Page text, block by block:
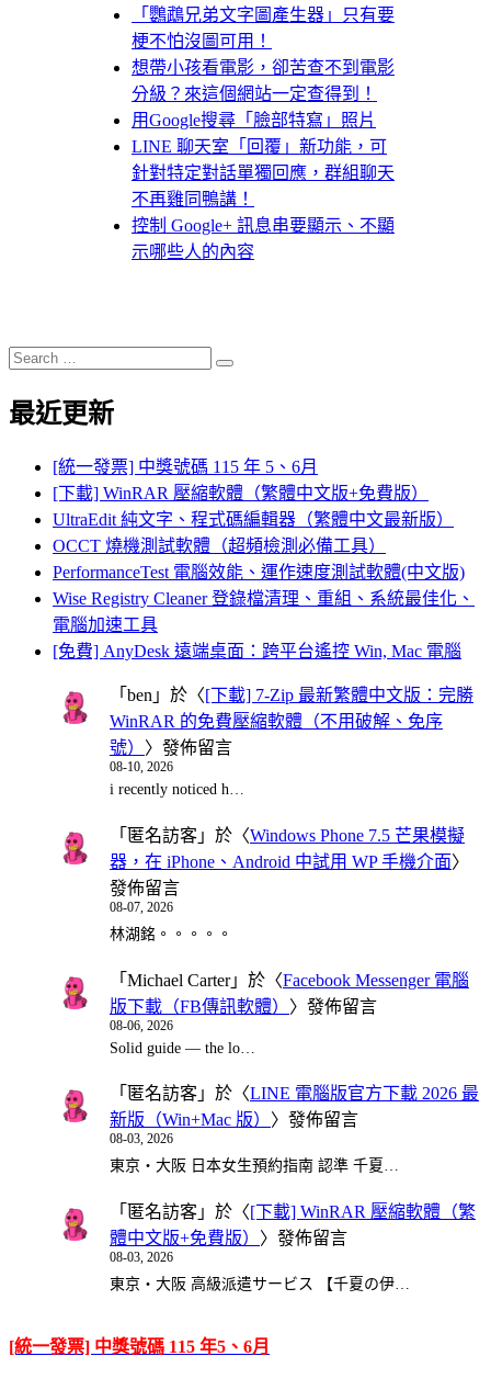
「鸚鵡兄弟文字圖產生器」只有要
梗不怕沒圖可用！
想帶小孩看電影，卻苦查不到電影
分級？來這個網站一定查得到！
用Google搜尋「臉部特寫」照片
LINE 聊天室「回覆」新功能，可
針對特定對話單獨回應，群組聊天
不再雞同鴨講！
控制 Google+ 訊息串要顯示、不顯
示哪些人的內容
Search
for:
Search
最近更新
[統一發票] 中獎號碼 115 年 5、6月
[下載] WinRAR 壓縮軟體（繁體中文版+免費版）
UltraEdit 純文字、程式碼編輯器（繁體中文最新版）
OCCT 燒機測試軟體（超頻檢測必備工具）
PerformanceTest 電腦效能、運作速度測試軟體(中文版)
Wise Registry Cleaner 登錄檔清理、重組、系統最佳化、
電腦加速工具
[免費] AnyDesk 遠端桌面：跨平台遙控 Win, Mac 電腦
「 ben 」於〈[下載] 7-Zip 最新繁體中文版：完勝
WinRAR 的免費壓縮軟體（不用破解、免序
號） 〉發佈留言
08-10, 2026
i recently noticed h…
「 匿名訪客 」於〈Windows Phone 7.5 芒果模擬
器，在 iPhone、Android 中試用 WP 手機介面〉
發佈留言
08-07, 2026
林湖銘。。。。。
「 Michael Carter」於〈Facebook Messenger 電腦
版下載（FB傳訊軟體） 〉發佈留言
08-06, 2026
Solid guide — the lo…
「 匿名訪客 」於〈LINE 電腦版官方下載 2026 最
新版（Win+Mac 版） 〉發佈留言
08-03, 2026
東京・大阪 日本女生預約指南 認準 千夏…
「 匿名訪客 」於〈[下載] WinRAR 壓縮軟體（繁
體中文版+免費版） 〉發佈留言
08-03, 2026
東京・大阪 高級派遣サービス 【千夏の伊…
[統一發票] 中獎號碼 115 年5、6月